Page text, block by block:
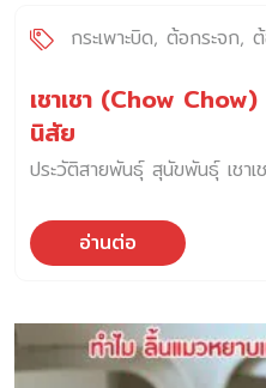
กระเพาะบิด ต้อกระจก
เชาเชา (Chow
นิสัย
ประวัติสายพันธุ์ สุนัขพันธุ์ เชาเ
อ่านต่อ